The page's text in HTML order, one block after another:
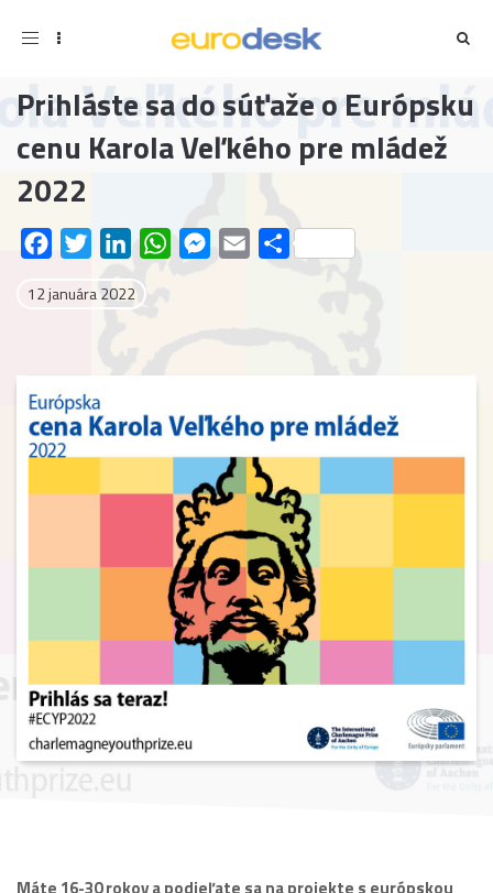
Toggle
Prihláste sa do súťaže o Európsku
cenu Karola Veľkého pre mládež
2022
FacebookTwitterLinkedInWhatsAppMessenger
Email Share
12 januára 2022